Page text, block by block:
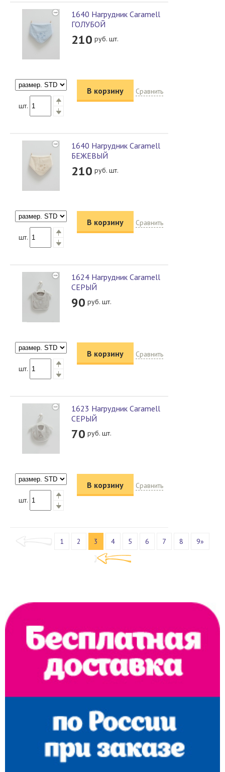
1640 Нагрудник Caramell
ГОЛУБОЙ
210 руб. шт.
шт.
В корзину Сравнить
1640 Нагрудник Caramell
БЕЖЕВЫЙ
210 руб. шт.
шт.
В корзину Сравнить
1624 Нагрудник Caramell
СЕРЫЙ
90 руб. шт.
шт.
В корзину Сравнить
1623 Нагрудник Caramell
СЕРЫЙ
70 руб. шт.
шт.
В корзину Сравнить
1 2 3 4 5 6 7 8 9»